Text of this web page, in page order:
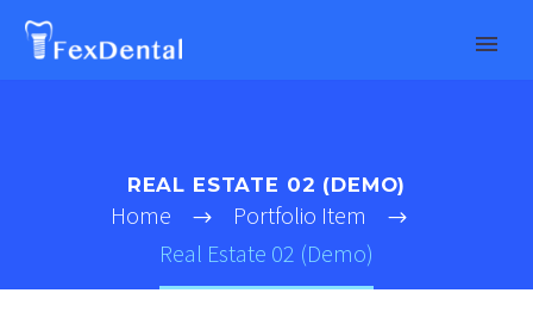
REAL ESTATE 02 (DEMO)
Home
Portfolio Item
Real Estate 02 (Demo)